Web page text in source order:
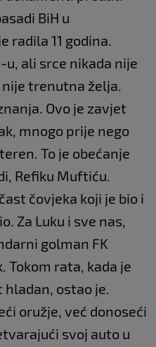
BiH u
radila 11 godina.
u, ali srce nikada nije
trenutna želja.
Ovo je zavjet
mnogo prije nego
To je obećanje
Refiku Muftiću.
čovjeka koji je bio i
Za Luku i sve nas,
golman FK
Tokom rata, kada je
ostao je.
oružje, već donoseći
svoj auto u